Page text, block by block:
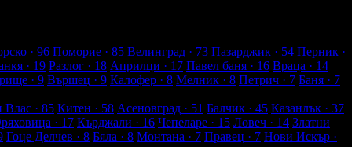
· 96 Поморие · 85 Велинград · 73 Пазарджик · 54 Перник ·
· 19 Разлог · 18 Априлци · 17 Павел баня · 16 Враца · 14
· 9 Вършец · 9 Калофер · 8 Мелник · 8 Петрич · 7 Баня · 7
Влас · 85 Китен · 58 Асеновград · 51 Балчик · 45 Казанлък · 37
· 17 Кърджали · 16 Чепеларе · 15 Ловеч · 14 Златни
Гоце Делчев · 8 Бяла · 8 Монтана · 7 Правец · 7 Нови Искър ·